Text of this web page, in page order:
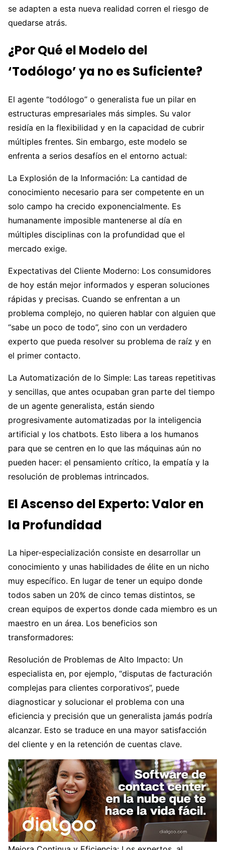
se adapten a esta nueva realidad corren el riesgo de
quedarse atrás.
¿Por Qué el Modelo del
‘Todólogo’ ya no es Suficiente?
El agente “todólogo” o generalista fue un pilar en
estructuras empresariales más simples. Su valor
residía en la flexibilidad y en la capacidad de cubrir
múltiples frentes. Sin embargo, este modelo se
enfrenta a serios desafíos en el entorno actual:
La Explosión de la Información: La cantidad de
conocimiento necesario para ser competente en un
solo campo ha crecido exponencialmente. Es
humanamente imposible mantenerse al día en
múltiples disciplinas con la profundidad que el
mercado exige.
Expectativas del Cliente Moderno: Los consumidores
de hoy están mejor informados y esperan soluciones
rápidas y precisas. Cuando se enfrentan a un
problema complejo, no quieren hablar con alguien que
“sabe un poco de todo”, sino con un verdadero
experto que pueda resolver su problema de raíz y en
el primer contacto.
La Automatización de lo Simple: Las tareas repetitivas
y sencillas, que antes ocupaban gran parte del tiempo
de un agente generalista, están siendo
progresivamente automatizadas por la inteligencia
artificial y los chatbots. Esto libera a los humanos
para que se centren en lo que las máquinas aún no
pueden hacer: el pensamiento crítico, la empatía y la
resolución de problemas intrincados.
El Ascenso del Experto: Valor en
la Profundidad
La hiper-especialización consiste en desarrollar un
conocimiento y unas habilidades de élite en un nicho
muy específico. En lugar de tener un equipo donde
todos saben un 20% de cinco temas distintos, se
crean equipos de expertos donde cada miembro es un
maestro en un área. Los beneficios son
transformadores:
Resolución de Problemas de Alto Impacto: Un
especialista en, por ejemplo, “disputas de facturación
complejas para clientes corporativos”, puede
diagnosticar y solucionar el problema con una
eficiencia y precisión que un generalista jamás podría
alcanzar. Esto se traduce en una mayor satisfacción
del cliente y en la retención de cuentas clave.